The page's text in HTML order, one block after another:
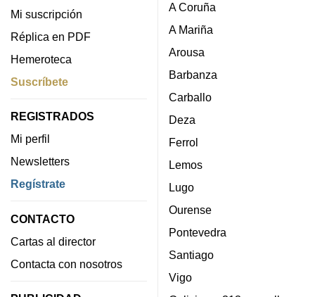
Mi suscripción
Réplica en PDF
Hemeroteca
Suscríbete
REGISTRADOS
Mi perfil
Newsletters
Regístrate
CONTACTO
Cartas al director
Contacta con nosotros
A Coruña
A Mariña
Arousa
Barbanza
Carballo
Deza
Ferrol
Lemos
Lugo
Ourense
Pontevedra
Santiago
Vigo